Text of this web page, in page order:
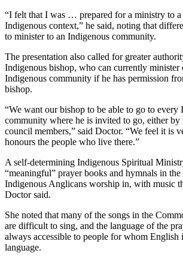
“I felt that I was … prepared for a ministry to a
Indigenous context,” he said, noting that
to minister to an Indigenous community.
The presentation also called for greater
Indigenous bishop, who can currently minister
Indigenous community if he has permission
bishop.
“We want our bishop to be able to go to every
community where he is invited to go, either by
council members,” said Doctor. “We feel it is
honours the people who live there.”
A self-determining Indigenous Spiritual
“meaningful” prayer books and hymnals in the
Indigenous Anglicans worship in, with music
Doctor said.
She noted that many of the songs in the
are difficult to sing, and the language of the
always accessible to people for whom English
language.